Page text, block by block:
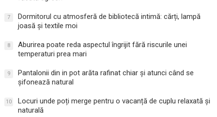
7
Dormitorul cu atmosferă de bibliotecă intimă: cărți, lampă
joasă și textile moi
8
Aburirea poate reda aspectul îngrijit fără riscurile unei
temperaturi prea mari
9
Pantalonii din in pot arăta rafinat chiar și atunci când se
șifonează natural
10
Locuri unde poți merge pentru o vacanță de cuplu relaxată și
naturală